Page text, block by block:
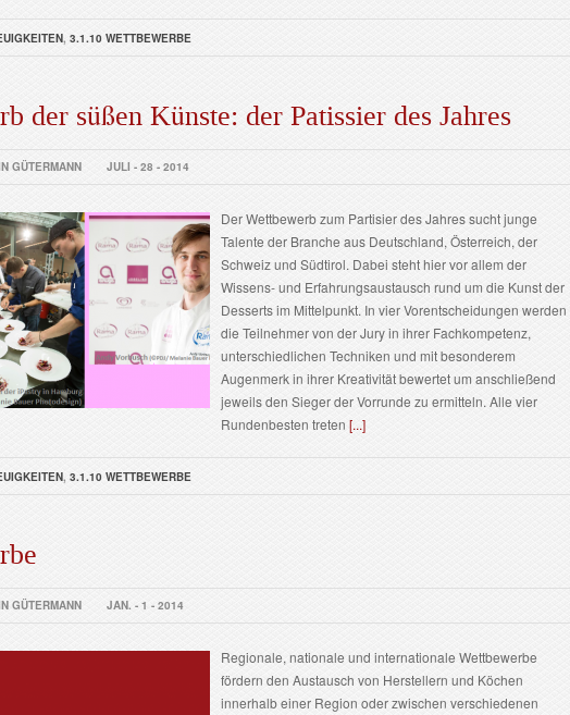
, 3.1.10 WETTBEWERBE
der süßen Künste: der Patissier des Jahres
GÜTERMANN JULI - 28 - 2014
Der Wettbewerb zum Partisier des Jahres sucht junge
Talente der Branche aus Deutschland, Österreich, der
Schweiz und Südtirol. Dabei steht hier vor allem der
Wissens- und Erfahrungsaustausch rund um die Kunst der
Desserts im Mittelpunkt. In vier Vorentscheidungen werden
die Teilnehmer von der Jury in ihrer Fachkompetenz,
unterschiedlichen Techniken und mit besonderem
Augenmerk in ihrer Kreativität bewertet um anschließend
jeweils den Sieger der Vorrunde zu ermitteln. Alle vier
Rundenbesten treten [...]
, 3.1.10 WETTBEWERBE
GÜTERMANN JAN. - 1 - 2014
Regionale, nationale und internationale Wettbewerbe
fördern den Austausch von Herstellern und Köchen
innerhalb einer Region oder zwischen verschiedenen